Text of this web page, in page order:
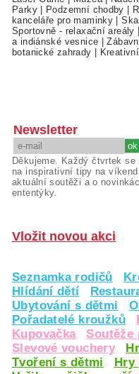
Parky| Podzemní chodby
kanceláře pro maminky |
Sportovně - relaxační areály
a indiánské vesnice |
botanické zahrady
Newsletter
Děkujeme. Každý čtvrtek
na inspirativní tipy na
aktuální soutěži a o
ententýky.
Vložit novou akci
Seznamka rodičů
Hlídání dětí
Ubytování s dětmi
Pořadatelé kroužků
Kupovačka
Soutěže
Slevové vouchery
Tvoření s dětmi
Hry